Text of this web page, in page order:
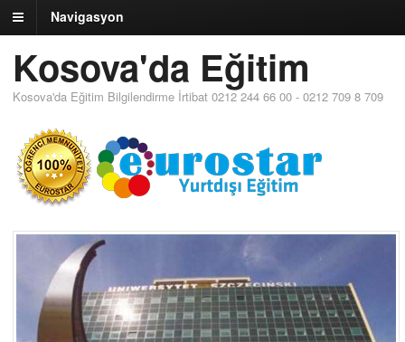
Navigasyon
Kosova'da Eğitim
Kosova'da Eğitim Bilgilendirme İrtibat 0212 244 66 00 - 0212 709 8 709